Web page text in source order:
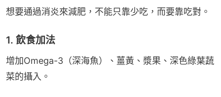
想要通過消炎來減肥，不能只靠少吃，而要靠吃對。
1. 飲食加法
增加Omega-3（深海魚）、薑黃、漿果、深色綠葉蔬
菜的攝入。